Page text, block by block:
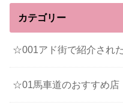
カテゴリー
☆001アド街で紹介され
☆01馬車道のおすすめ店